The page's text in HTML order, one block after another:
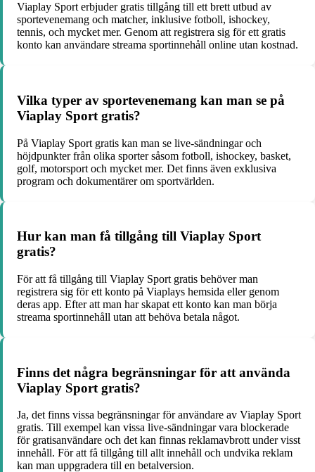
Viaplay Sport erbjuder gratis tillgång till ett brett utbud av
sportevenemang och matcher, inklusive fotboll, ishockey,
tennis, och mycket mer. Genom att registrera sig för ett gratis
konto kan användare streama sportinnehåll online utan kostnad.
Vilka typer av sportevenemang kan man se på
Viaplay Sport gratis?
På Viaplay Sport gratis kan man se live-sändningar och
höjdpunkter från olika sporter såsom fotboll, ishockey, basket,
golf, motorsport och mycket mer. Det finns även exklusiva
program och dokumentärer om sportvärlden.
Hur kan man få tillgång till Viaplay Sport
gratis?
För att få tillgång till Viaplay Sport gratis behöver man
registrera sig för ett konto på Viaplays hemsida eller genom
deras app. Efter att man har skapat ett konto kan man börja
streama sportinnehåll utan att behöva betala något.
Finns det några begränsningar för att använda
Viaplay Sport gratis?
Ja, det finns vissa begränsningar för användare av Viaplay Sport
gratis. Till exempel kan vissa live-sändningar vara blockerade
för gratisanvändare och det kan finnas reklamavbrott under visst
innehåll. För att få tillgång till allt innehåll och undvika reklam
kan man uppgradera till en betalversion.